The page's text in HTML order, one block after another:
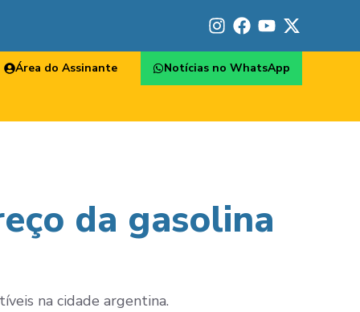
Área do Assinante Notícias no WhatsApp
da gasolina
na cidade argentina.